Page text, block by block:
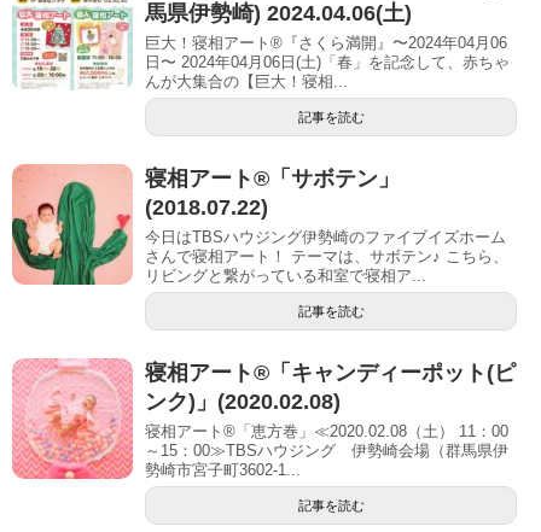
馬県伊勢崎) 2024.04.06(土)
巨大！寝相アート®『さくら満開』〜2024年04月06
日〜 2024年04月06日(土)「春」を記念して、赤ちゃ
んが大集合の【巨大！寝相...
記事を読む
寝相アート®︎「サボテン」
(2018.07.22)
今日はTBSハウジング伊勢崎のファイブイズホーム
さんで寝相アート！ テーマは、サボテン♪ こちら、
リビングと繋がっている和室で寝相ア...
記事を読む
寝相アート®「キャンディーポット(ピ
ンク)」(2020.02.08)
寝相アート®「恵方巻」≪2020.02.08（土） 11：00
～15：00≫TBSハウジング 伊勢崎会場（群馬県伊
勢崎市宮子町3602-1...
記事を読む